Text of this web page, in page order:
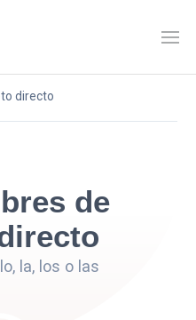
directo
de
la, los o las